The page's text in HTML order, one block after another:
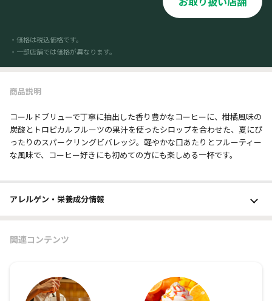
・価格は税込価格です。
・一部店舗では価格が異なります。
商品説明
コールドブリューで丁寧に抽出した香り豊かなコーヒーに、柑橘風味の
炭酸とトロピカルフルーツの果汁を使ったシロップを合わせた、夏にぴ
ったりのスパークリングビバレッジ。軽やかな口あたりとフルーティー
な風味で、コーヒー好きにも初めての方にも楽しめる一杯です。
アレルゲン・栄養成分情報
関連コンテンツ